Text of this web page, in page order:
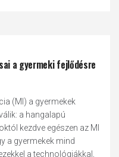
a gyermeki fejlődésre
(MI) a gyermekek
a hangalapú
kezdve egészen az MI
a gyermekek mind
a technológiákkal,